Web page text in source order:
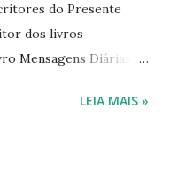
do Presente
dos livros
Mensagens Diárias da
(15) 99765-
LEIA MAIS »